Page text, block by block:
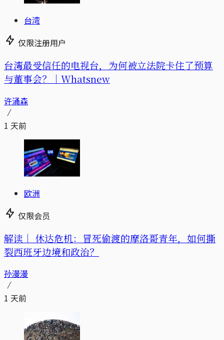
台湾
仅限注册用户
台湾最受信任的电视台，为何被立法院卡住了预算
与董事会？｜Whatsnew
许涌森
1 天前
欧洲
仅限会员
解读｜ 休达危机：冒死偷渡的摩洛哥青年，如何撕
裂西班牙边境和政治？
孙漫漫
1 天前